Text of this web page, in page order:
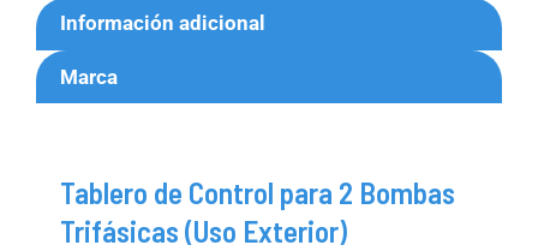
Información adicional
Marca
Tablero de Control para 2 Bombas
Trifásicas (Uso Exterior)